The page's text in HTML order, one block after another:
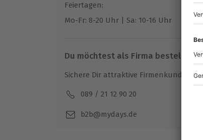
Feiertagen:
Mo-Fr: 8-20 Uhr | Sa: 10-16 Uhr
Du möchtest als Firma bestellen?
Sichere Dir attraktive Firmenkunden
089 / 21 12 90 20
b2b@mydays.de